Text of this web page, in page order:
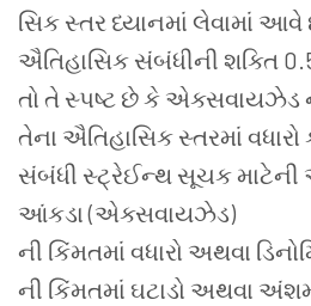
સિક સ્તર ધ્યાનમાં લેવામાં આવે
ઐતિહાસિક સંબંધીની શક્તિ
તો તે સ્પષ્ટ છે કે એક્સવાયઝેડ
તેના ઐતિહાસિક સ્તરમાં
સંબંધી સ્ટ્રેઈન્થ સૂચક માટેની
આંકડા (એક્સવાયઝેડ)
ની કિંમતમાં વધારો અથવા
ની કિંમતમાં ઘટાડો અથવા